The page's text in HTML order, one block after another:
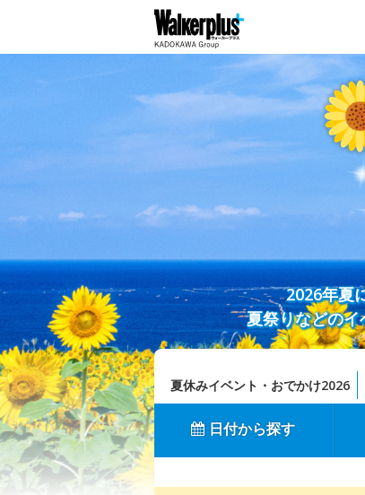
2026年夏
夏祭りなどの
夏休みイベント・おでかけ2026
日付から探す